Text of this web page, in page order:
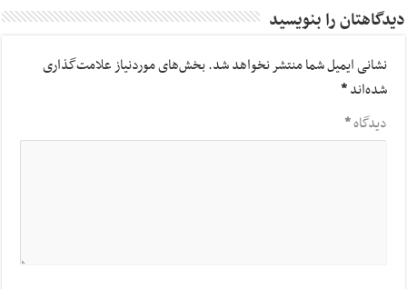
دیدگاهتان را بنویسید
نشانی ایمیل شما منتشر نخواهد شد.بخش‌های موردنیاز علامت‌گذاری
شده‌اند*
دیدگاه*